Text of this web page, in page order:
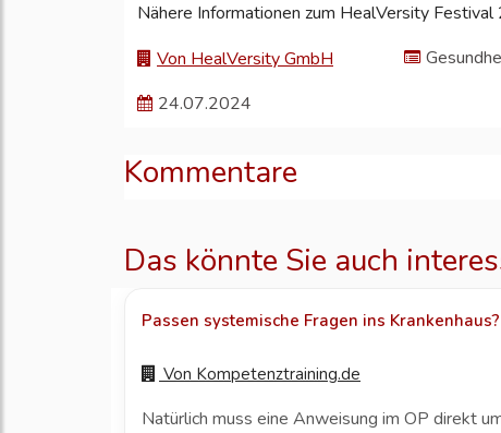
Nähere Informationen zum HealVersity Festival
Von HealVersity GmbH
24.07.2024
Kommentare
Das könnte Sie auch
Passen systemische Fragen ins Krankenhaus?
Von Kompetenztraining.de
Natürlich muss eine Anweisung im OP direkt